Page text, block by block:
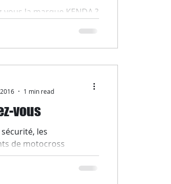
vous la marque KENDA ?
12" ou 10" parmi ceux
ce pneu...
vous
les
de motocross
bas deviendrons
afin de prévenir contre
1 min read